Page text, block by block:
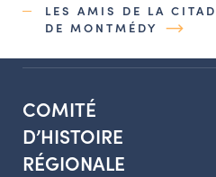
LES AMIS DE LA
DE MONTMÉDY
COMITÉ
D’HISTOIRE
RÉGIONALE